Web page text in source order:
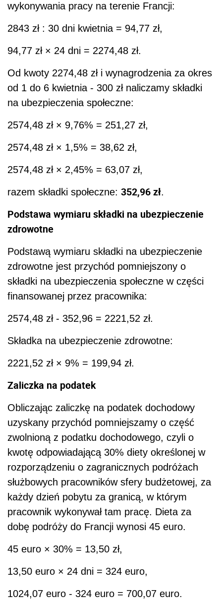
wykonywania pracy na terenie Francji:
2843 zł : 30 dni kwietnia = 94,77 zł,
94,77 zł × 24 dni = 2274,48 zł.
Od kwoty 2274,48 zł i wynagrodzenia za okres
od 1 do 6 kwietnia - 300 zł naliczamy składki
na ubezpieczenia społeczne:
2574,48 zł × 9,76% = 251,27 zł,
2574,48 zł × 1,5% = 38,62 zł,
2574,48 zł × 2,45% = 63,07 zł,
razem składki społeczne: 352,96 zł.
Podstawa wymiaru składki na ubezpieczenie
zdrowotne
Podstawą wymiaru składki na ubezpieczenie
zdrowotne jest przychód pomniejszony o
składki na ubezpieczenia społeczne w części
finansowanej przez pracownika:
2574,48 zł - 352,96 = 2221,52 zł.
Składka na ubezpieczenie zdrowotne:
2221,52 zł × 9% = 199,94 zł.
Zaliczka na podatek
Obliczając zaliczkę na podatek dochodowy
uzyskany przychód pomniejszamy o część
zwolnioną z podatku dochodowego, czyli o
kwotę odpowiadającą 30% diety określonej w
rozporządzeniu o zagranicznych podróżach
służbowych pracowników sfery budżetowej, za
każdy dzień pobytu za granicą, w którym
pracownik wykonywał tam pracę. Dieta za
dobę podróży do Francji wynosi 45 euro.
45 euro × 30% = 13,50 zł,
13,50 euro × 24 dni = 324 euro,
1024,07 euro - 324 euro = 700,07 euro.